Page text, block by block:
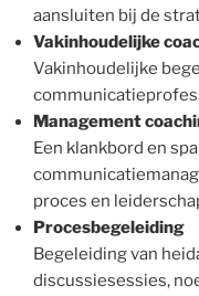
aansluiten bij de
Vakinhoudelijke
Vakinhoudelijke
Management
Een klankbord en
proces en
Procesbegeleiding
Begeleiding van
discussiesessies,